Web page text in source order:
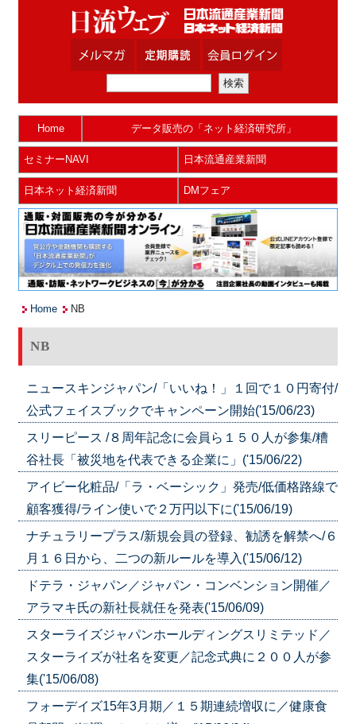
Home データ販売の「ネット経済研究所」
セミナーNAVI 日本流通産業新聞
日本ネット経済新聞 DMフェア
Home NB
NB
ニュースキンジャパン/「いいね！」１回で１０円寄付/
公式フェイスブックでキャンペーン開始('15/06/23)
スリーピース /８周年記念に会員ら１５０人が参集/糟
谷社長「被災地を代表できる企業に」('15/06/22)
アイビー化粧品/「ラ・ベーシック」発売/低価格路線で
顧客獲得/ライン使いで２万円以下に('15/06/19)
ナチュラリープラス/新規会員の登録、勧誘を解禁へ/６
月１６日から、二つの新ルールを導入('15/06/12)
ドテラ・ジャパン／ジャパン・コンベンション開催／
アラマキ氏の新社長就任を発表('15/06/09)
スターライズジャパンホールディングスリミテッド／
スターライズが社名を変更／記念式典に２００人が参
集('15/06/08)
フォーデイズ15年3月期／１５期連続増収に／健康食